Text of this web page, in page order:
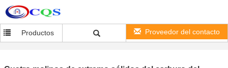
Productos Proveedor del contacto